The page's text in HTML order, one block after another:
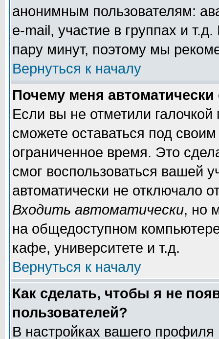
анонимным пользователям:
e-mail, участие в группах и
пару минут, поэтому мы
Вернуться к началу
Почему меня автоматически
Если вы не отметили галочкой
сможете оставаться под
ограниченное время. Это
смог воспользоваться вашей
автоматически не отключало
Входить автоматически, но
на общедоступном
кафе, университете и т.д.
Вернуться к началу
Как сделать, чтобы я не
пользователей?
В настройках вашего